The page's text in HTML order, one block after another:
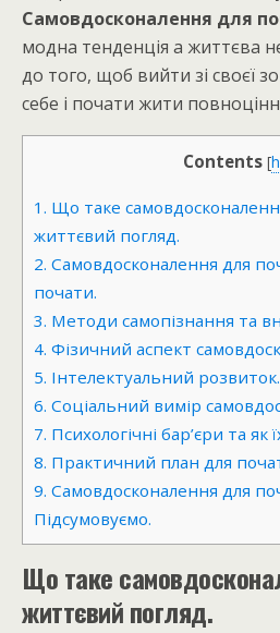
Самовдосконалення для
модна тенденція а життєва
до того, щоб вийти зі своєї
себе і почати жити
Contents [
1. Що таке
життєвий погляд.
2. Самовдосконалення для
почати.
3. Методи самопізнання та
4. Фізичний аспект
5. Інтелектуальний розвиток.
6. Соціальний вимір
7. Психологічні бар’єри та як
8. Практичний план для
9. Самовдосконалення для
Підсумовуємо.
Що таке
життєвий погляд.